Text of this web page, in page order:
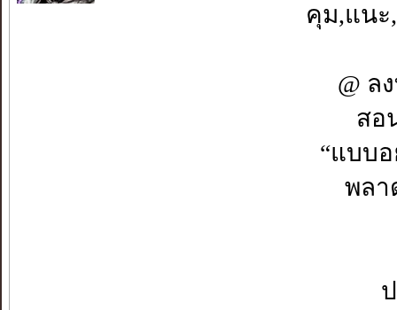
คุม,แนะ
@ ล
สอ
“แบบอ
พลา